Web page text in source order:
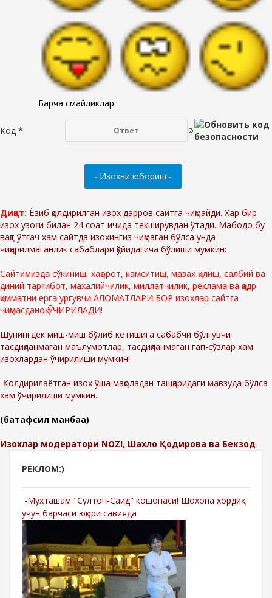
Барча смайликлар
Код *:
Диққат: Ёзиб қолдирилган изох дарров сайтга чиқмайди. Хар бир
изох узоғи билан 24 соат ичида текширувдан ўтади. Мабодо бу
вақт ўтгач хам сайтда изохингиз чиқмаган бўлса унда
чиқарилмаганлик сабаблари қўйидагича бўлиши мумкин:
Сайтимизда сўкиниш, хақорот, камситиш, мазах қилиш, салбий ва
диний тарғибот, махалийчилик, миллатчилик, реклама ва қадр
қимматни ерга ургувчи АЛОМАТЛАРИ БОР изохлар сайтга
чиқмасданоқ ЎЧИРИЛАДИ!
Шунингдек миш-миш бўлиб кетишига сабабчи бўлгувчи
тасдиқланмаган маълумотлар, тасдиқланмаган гап-сўзлар хам
изохлардан ўчирилиши мумкин!
-Қолдирилаётган изох ўша мақоладан ташқаридаги мавзуда бўлса
хам ўчирилиши мумкин.
(батафсил манбаа)
Изохлар модератори NOZI, Шахло Қодирова ва Бекзод
РЕКЛОМ:)
-Мухташам "Султон-Саид" кошонаси! Шохона хордиқ
учун барчаси юқори савияда